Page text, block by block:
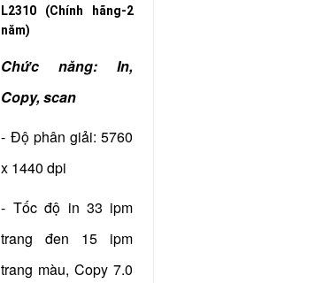
- Cổng giao tiếp: USB
EP303
- Kết nối: USB
- Bảo hành: Hãng LBM
- Xuất xứ: China
L2310 (Chính hãng-2
năm)
Chức năng: In,
Copy, scan
- Độ phân giải: 5760
x 1440 dpi
- Tốc độ in 33 ipm
trang đen 15 ipm
trang màu, Copy 7.0